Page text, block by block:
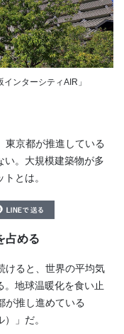
ンターシティAIR」
京都が推進している
い。大規模建築物が多
とは。
占める
けると、世界の平均気
地球温暖化を食い止
が推し進めている
」だ。